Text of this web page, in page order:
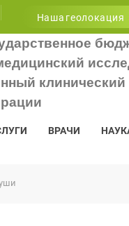
Наша геолокация
ВРАЧИ